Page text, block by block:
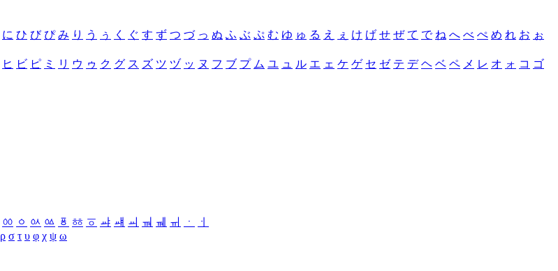
に ひ び ぴ み り う ぅ く ぐ す ず つ づ っ ぬ ふ ぶ ぷ む ゆ ゅ る え ぇ け げ せ ぜ て で ね へ べ ぺ め れ お ぉ
ヒ ビ ピ ミ リ ウ ゥ ク グ ス ズ ツ ヅ ッ ヌ フ ブ プ ム ユ ュ ル エ ェ ケ ゲ セ ゼ テ デ ヘ ベ ペ メ レ オ ォ コ ゴ
ㆀ ㆁ ㆂ ㆃ ㆄ ㆅ ㆆ ㆇ ㆈ ㆉ ㆊ ㆋ ㆌ ㆍ
ㆎ
ρ σ τ υ φ χ ψ ω